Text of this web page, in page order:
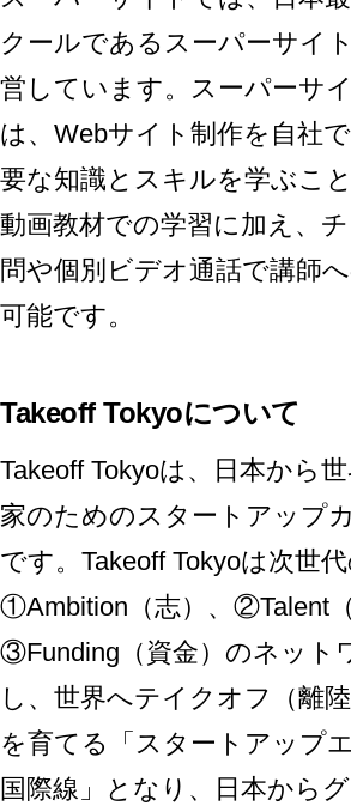
クールである スーパーサイ
営しています。スーパーサ
は、Webサイト制作を自社
要な知識とスキルを学ぶこ
動画教材での学習に加え、
問や個別ビデオ通話で講師
可能です。
Takeoff Tokyoについて
Takeoff Tokyoは、日本から
家のためのスタートアップ
です。Takeoff Tokyoは次世
①Ambition（志）、②Talent（
③Funding（資金）のネット
し、世界へテイクオフ（離
を育てる「スタートアップ
国際線」となり、日本から